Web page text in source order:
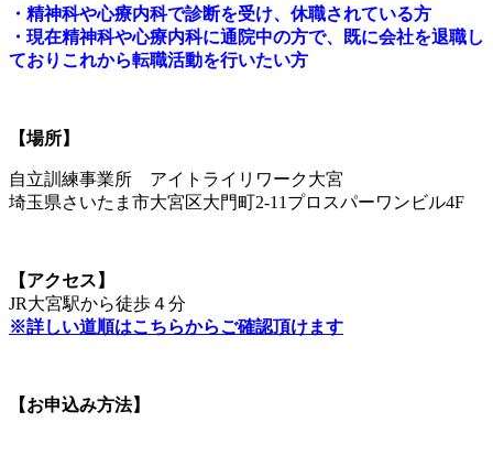
・精神科や心療内科で診断を受け、休職されている方
・現在精神科や心療内科に通院中の方で、既に会社を退職し
ておりこれから転職活動を行いたい方
【場所】
自立訓練事業所 アイトライリワーク大宮
埼玉県さいたま市大宮区大門町2-11プロスパーワンビル4F
【アクセス】
JR大宮駅から徒歩４分
※詳しい道順はこちらからご確認頂けます
【お申込み方法】